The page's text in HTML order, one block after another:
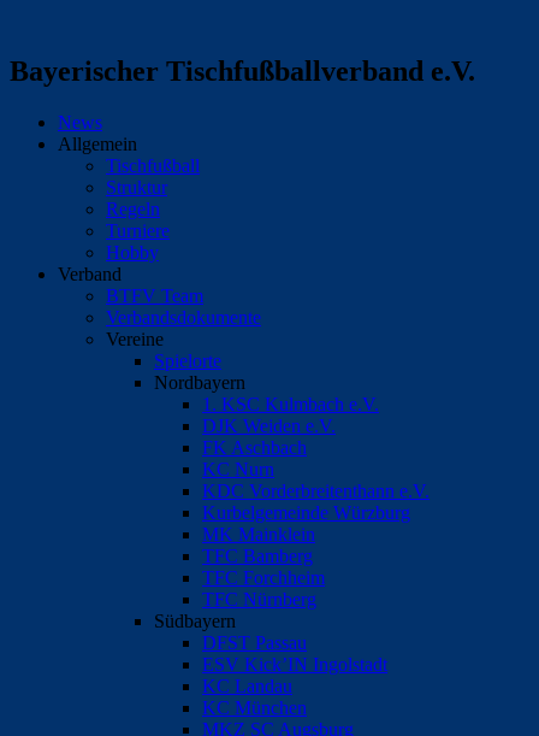
Bayerischer Tischfußballverband e.V.
News
Allgemein
Tischfußball
Struktur
Regeln
Turniere
Hobby
Verband
BTFV Team
Verbandsdokumente
Vereine
Spielorte
Nordbayern
1. KSC Kulmbach e.V.
DJK Weiden e.V.
FK Aschbach
KC Nurn
KDC Vorderbreitenthann e.V.
Kurbelgemeinde Würzburg
MK Mainklein
TFC Bamberg
TFC Forchheim
TFC Nürnberg
Südbayern
DFST Passau
ESV Kick’IN Ingolstadt
KC Landau
KC München
MKZ SC Augsburg